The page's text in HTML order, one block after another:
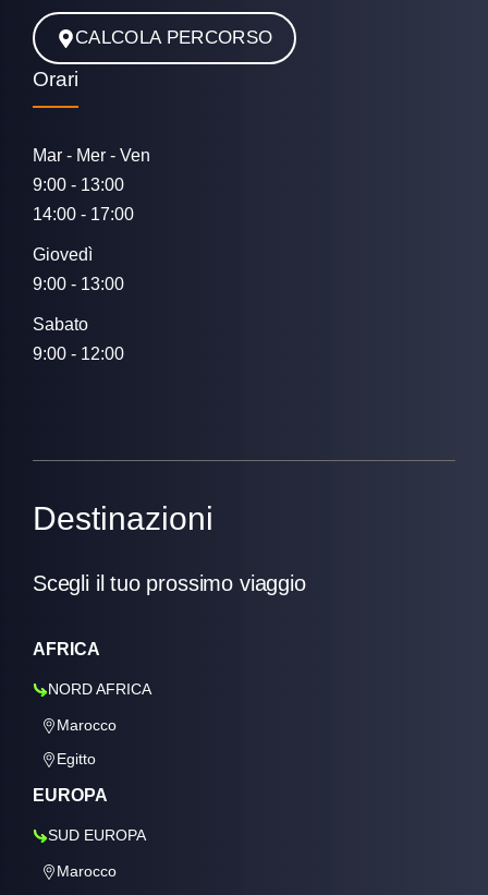
CALCOLA PERCORSO
Orari
Mar - Mer - Ven
9:00 - 13:00
14:00 - 17:00
Giovedì
9:00 - 13:00
Sabato
9:00 - 12:00
Destinazioni
Scegli il tuo prossimo viaggio
AFRICA
NORD AFRICA
Marocco
Egitto
EUROPA
SUD EUROPA
Marocco